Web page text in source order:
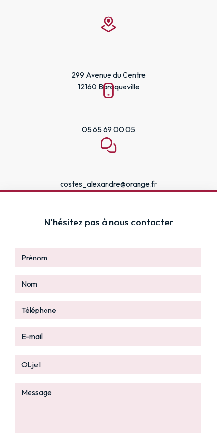
299 Avenue du Centre
12160 Baraqueville
05 65 69 00 05
costes_alexandre@orange.fr
N'hésitez pas à nous contacter